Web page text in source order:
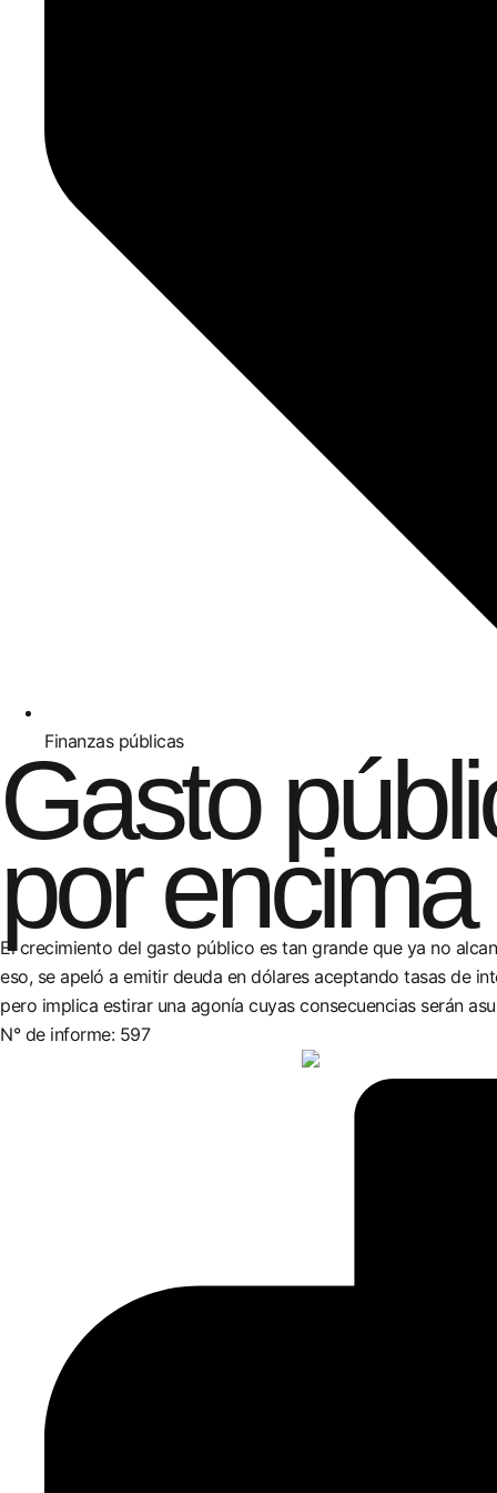
Finanzas públicas
Gasto
por
El crecimiento del gasto público es tan grande que ya no
eso, se apeló a emitir deuda en dólares aceptando tasas de
pero implica estirar una agonía cuyas consecuencias serán
N° de informe: 597